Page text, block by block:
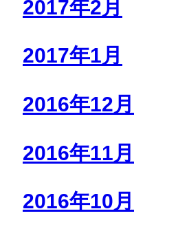
2017年2月
2017年1月
2016年12月
2016年11月
2016年10月